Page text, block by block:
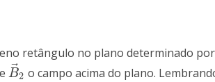
retângulo no plano determinado por
B⃗2
B→ 2
o campo acima do plano.